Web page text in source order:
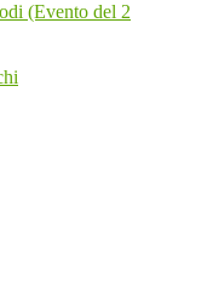
(Evento del 2